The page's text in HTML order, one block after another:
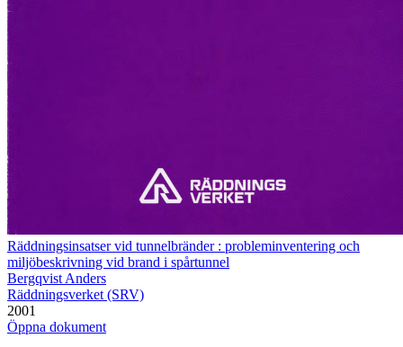
Räddningsinsatser vid tunnelbränder : probleminventering och
miljöbeskrivning vid brand i spårtunnel
Bergqvist Anders
Räddningsverket (SRV)
2001
Öppna dokument